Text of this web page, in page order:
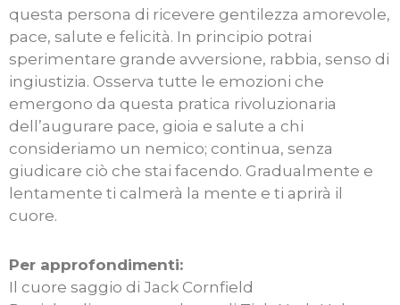
questa persona di ricevere gentilezza amorevole,
pace, salute e felicità. In principio potrai
sperimentare grande avversione, rabbia, senso di
ingiustizia. Osserva tutte le emozioni che
emergono da questa pratica rivoluzionaria
dell’augurare pace, gioia e salute a chi
consideriamo un nemico; continua, senza
giudicare ciò che stai facendo. Gradualmente e
lentamente ti calmerà la mente e ti aprirà il
cuore.
Per approfondimenti:
Il cuore saggio di Jack Cornfield